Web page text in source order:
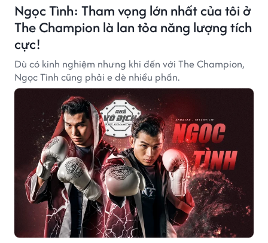
Ngọc Tình: Tham vọng lớn nhất của tôi ở
The Champion là lan tỏa năng lượng tích
cực!
Dù có kinh nghiệm nhưng khi đến với The Champion,
Ngọc Tình cũng phải e dè nhiều phần.